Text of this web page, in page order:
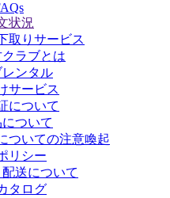
状況
取りサービス
ラブとは
レンタル
サービス
について
ついて
ついての注意喚起
リシー
送について
タログ